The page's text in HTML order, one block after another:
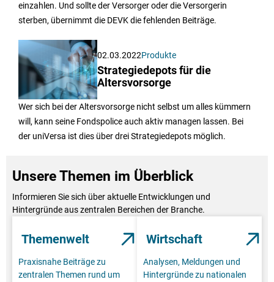
einzahlen. Und sollte der Versorger oder die Versorgerin
sterben, übernimmt die DEVK die fehlenden Beiträge.
02.03.2022Produkte
Strategiedepots für die
Altersvorsorge
Wer sich bei der Altersvorsorge nicht selbst um alles kümmern
will, kann seine Fondspolice auch aktiv managen lassen. Bei
der uniVersa ist dies über drei Strategiedepots möglich.
Unsere Themen im Überblick
Informieren Sie sich über aktuelle Entwicklungen und
Hintergründe aus zentralen Bereichen der Branche.
Themenwelt
Praxisnahe Beiträge zu
zentralen Themen rund um
Wirtschaft
Analysen, Meldungen und
Hintergründe zu nationalen